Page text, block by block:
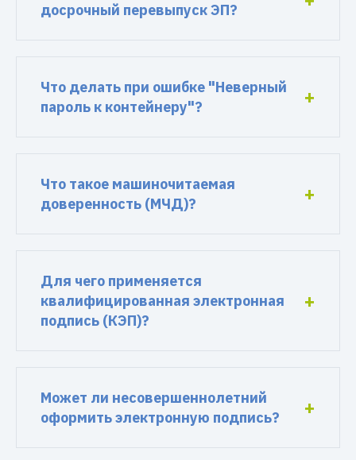
досрочный перевыпуск ЭП?
Что делать при ошибке "Неверный
пароль к контейнеру"?
Что такое машиночитаемая
доверенность (МЧД)?
Для чего применяется
квалифицированная электронная
подпись (КЭП)?
Может ли несовершеннолетний
оформить электронную подпись?